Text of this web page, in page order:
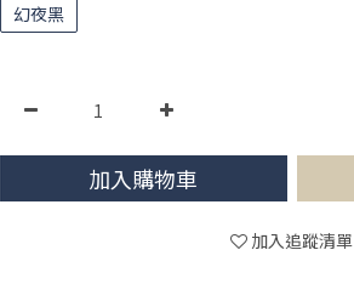
幻夜黑
加入購物車
加入追蹤清單